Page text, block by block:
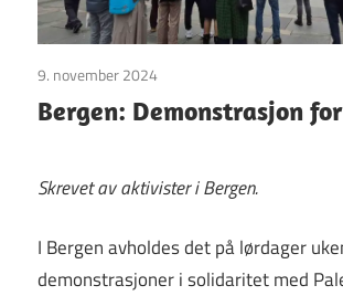
9. november 2024
Bergen: Demonstrasjon
Skrevet av aktivister i Bergen.
I Bergen avholdes det på lørdager
demonstrasjoner i solidaritet med